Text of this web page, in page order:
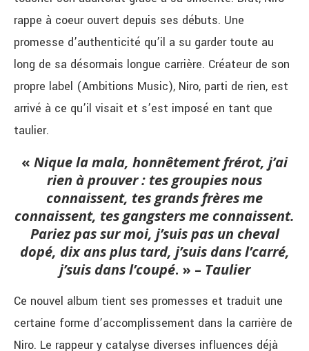
rappe à coeur ouvert depuis ses débuts. Une
promesse d’authenticité qu’il a su garder toute au
long de sa désormais longue carrière. Créateur de son
propre label (Ambitions Music), Niro, parti de rien, est
arrivé à ce qu’il visait et s’est imposé en tant que
taulier.
« Nique la mala, honnêtement frérot, j’ai
rien à prouver : tes groupies nous
connaissent, tes grands frères me
connaissent, tes gangsters me connaissent.
Pariez pas sur moi, j’suis pas un cheval
dopé, dix ans plus tard, j’suis dans l’carré,
j’suis dans l’coupé. » – Taulier
Ce nouvel album tient ses promesses et traduit une
certaine forme d’accomplissement dans la carrière de
Niro. Le rappeur y catalyse diverses influences déjà